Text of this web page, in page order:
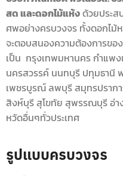
สด และดอกไม้แห้งด้วยประส
ศพอย่างครบวงจร ทั้งดอกไม้
จะตอบสนองความต้องการขอ
เป็น กรุงเทพมหานคร กำแพ
นครสวรรค์ นนทบุรี ปทุมธานี
เพชรบูรณ์ ลพบุรี สมุทรปราก
สิงห์บุรี สุโขทัย สุพรรณบุรี อ่า
หวัดอื่นๆทั่วประเทศ
รูปแบบครบวงจร